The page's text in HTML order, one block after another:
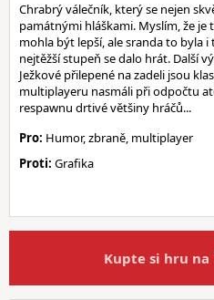
Chrabrý válečník, který se nejen
památnými hláškami. Myslím, že je
mohla být lepší, ale sranda to byla
nejtěžší stupeň se dalo hrát. Další
Ježkové přilepené na zadeli jsou
multiplayeru nasmáli při odpočtu
respawnu drtivé většiny hráčů...
Pro: Humor, zbraně, multiplayer
Proti: Grafika
Kupte si hru na